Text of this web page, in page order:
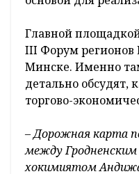
Главной
III Форум регионов
Минске. Именно
детально обсудят,
торгово-
– Дорожная карта
между
хокимиятом